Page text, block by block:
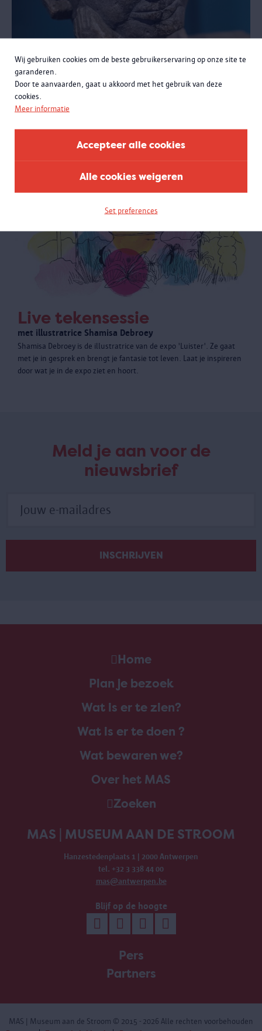
Wij gebruiken cookies om de beste gebruikerservaring op onze site te
garanderen.
Door te aanvaarden, gaat u akkoord met het gebruik van deze
cookies.
Meer informatie
Accepteer alle cookies
Alle cookies weigeren
Set preferences
Slow Art Day 100 x Congo
Samen met een gids neem je rustig de tijd om drie werken uit de
expo '100 x Congo. Een eeuw Congolese kunst in Antwerpen' te
bekijken. Wat zie je eigenlijk?
Live tekensessie
met illustratrice Shamisa Debroey
Shamisa Debroey is de illustratrice van de expo 'Luister'. Ze gaat
met je in gesprek en brengt je fantasie tot leven. Laat je inspireren
door wat je in de expo ziet en hoort.
Meld je aan voor de
nieuwsbrief
Home
Plan je bezoek
Wat is er te zien?
Wat is er te doen ?
Wat bewaren we?
Over het MAS
Zoeken
MAS | MUSEUM AAN DE STROOM
Hanzestedenplaats 1 | 2000 Antwerpen
tel. +32 3 338 44 00
mas@antwerpen.be
Blijf op de hoogte
Pers
Partners
MAS | Museum aan de Stroom © 2015 - 2026 Alle rechten voorbehouden